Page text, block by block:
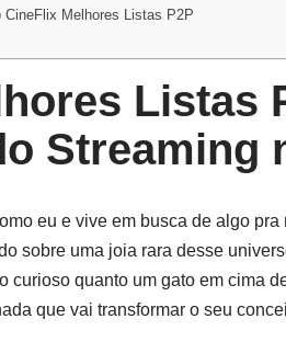
Melhores Listas P2P
Listas
Streaming
eu e vive em busca de algo
sobre uma joia rara desse
curioso quanto um gato em cima
que vai transformar o seu